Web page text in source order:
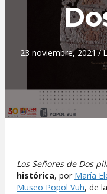
23 noviembre, 2021/
Los Señores de Dos
histórica, por María
Museo Popol Vuh, de la